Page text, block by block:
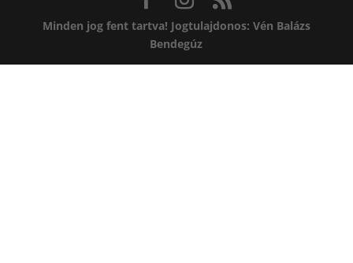
Minden jog fent tartva! Jogtulajdonos: Vén Balázs
Bendegúz